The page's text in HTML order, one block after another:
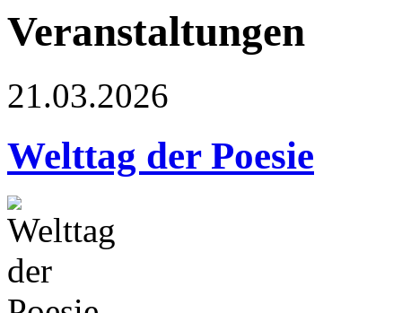
Veranstaltungen
21.03.2026
Welttag der Poesie